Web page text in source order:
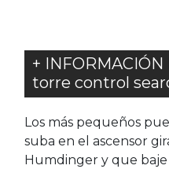
+
torre control
Los más pequeños
suba en el ascensor
Humdinger y que